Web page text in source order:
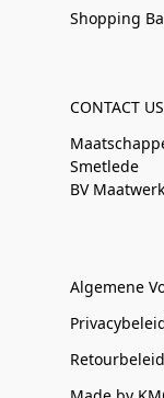
Shopping
CONTACT US
Smetlede
BV
Algemene
Retourbeleid